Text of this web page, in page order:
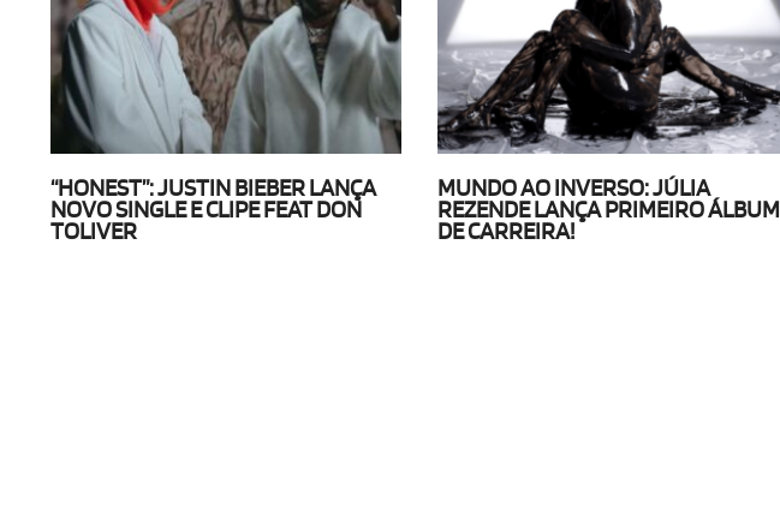
“HONEST”: JUSTIN BIEBER LANÇA
NOVO SINGLE E CLIPE FEAT DON
TOLIVER
MUNDO AO INVERSO: JÚLIA
REZENDE LANÇA PRIMEIRO ÁLBUM
DE CARREIRA!